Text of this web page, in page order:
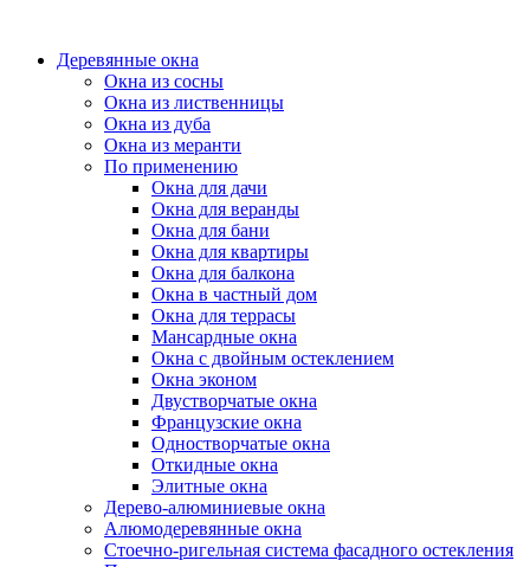
Деревянные окна
Окна из сосны
Окна из лиственницы
Окна из дуба
Окна из меранти
По применению
Окна для дачи
Окна для веранды
Окна для бани
Окна для квартиры
Окна для балкона
Окна в частный дом
Окна для террасы
Мансардные окна
Окна с двойным остеклением
Окна эконом
Двустворчатые окна
Французские окна
Одностворчатые окна
Откидные окна
Элитные окна
Дерево-алюминиевые окна
Алюмодеревянные окна
Стоечно-ригельная система фасадного остекления